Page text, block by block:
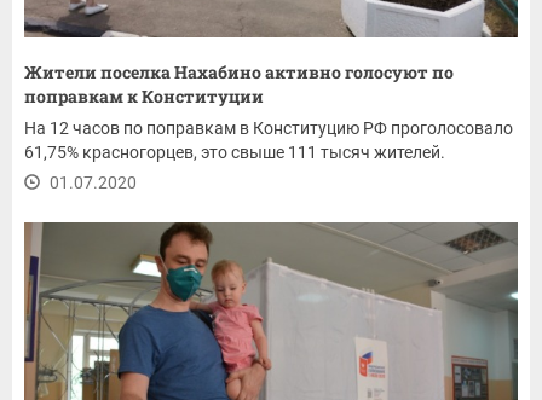
Жители поселка Нахабино активно голосуют по
поправкам к Конституции
На 12 часов по поправкам в Конституцию РФ проголосовало
61,75% красногорцев, это свыше 111 тысяч жителей.
01.07.2020